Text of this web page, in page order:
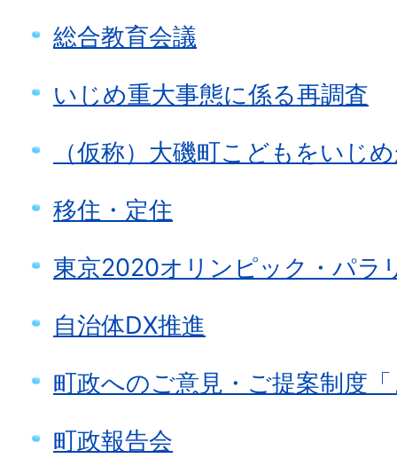
総合教育会議
いじめ重大事態に係る再調査
（仮称）大磯町こどもをいじ
移住・定住
東京2020オリンピック・パラ
自治体DX推進
町政へのご意見・ご提案制度
町政報告会